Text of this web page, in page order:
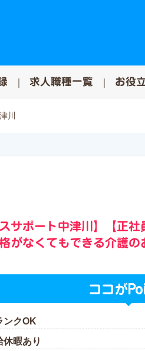
求人職種一覧 お役
川
スサポート中津川】【正
がなくてもできる介護
ココが
ンクOK
休暇あり